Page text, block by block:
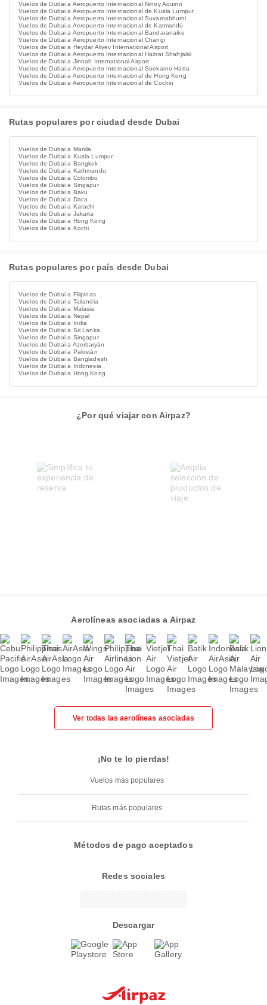
Vuelos de Dubai a Aeropuerto Internacional Ninoy Aquino
Vuelos de Dubai a Aeropuerto Internacional de Kuala Lumpur
Vuelos de Dubai a Aeropuerto Internacional Suvarnabhumi
Vuelos de Dubai a Aeropuerto Internacional de Katmandú
Vuelos de Dubai a Aeropuerto Internacional Bandaranaike
Vuelos de Dubai a Aeropuerto Internacional Changi
Vuelos de Dubai a Heydar Aliyev International Airport
Vuelos de Dubai a Aeropuerto Internacional Hazrat Shahjalal
Vuelos de Dubai a Jinnah International Airport
Vuelos de Dubai a Aeropuerto Internacional Soekarno-Hatta
Vuelos de Dubai a Aeropuerto Internacional de Hong Kong
Vuelos de Dubai a Aeropuerto Internacional de Cochin
Rutas populares por ciudad desde Dubai
Vuelos de Dubai a Manila
Vuelos de Dubai a Kuala Lumpur
Vuelos de Dubai a Bangkok
Vuelos de Dubai a Kathmandu
Vuelos de Dubai a Colombo
Vuelos de Dubai a Singapur
Vuelos de Dubai a Baku
Vuelos de Dubai a Daca
Vuelos de Dubai a Karachi
Vuelos de Dubai a Jakarta
Vuelos de Dubai a Hong Kong
Vuelos de Dubai a Kochi
Rutas populares por país desde Dubai
Vuelos de Dubai a Filipinas
Vuelos de Dubai a Tailandia
Vuelos de Dubai a Malasia
Vuelos de Dubai a Nepal
Vuelos de Dubai a India
Vuelos de Dubai a Sri Lanka
Vuelos de Dubai a Singapur
Vuelos de Dubai a Azerbaiyán
Vuelos de Dubai a Pakistán
Vuelos de Dubai a Bangladesh
Vuelos de Dubai a Indonesia
Vuelos de Dubai a Hong Kong
¿Por qué viajar con Airpaz?
Aerolíneas asociadas a Airpaz
Ver todas las aerolíneas asociadas
¡No te lo pierdas!
Vuelos más populares
Rutas más populares
Métodos de pago aceptados
Redes sociales
Descargar